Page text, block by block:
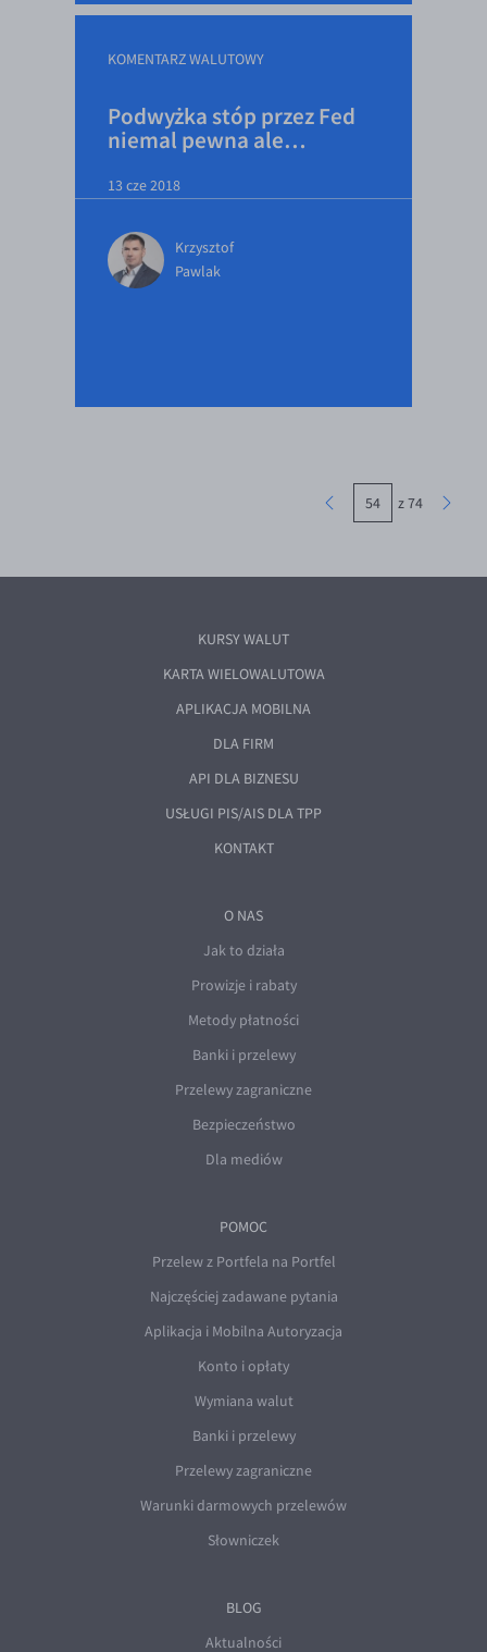
KOMENTARZ WALUTOWY
Podwyżka stóp przez Fed
niemal pewna ale…
13 cze 2018
Krzysztof
Pawlak
z 74
KURSY WALUT
KARTA WIELOWALUTOWA
APLIKACJA MOBILNA
DLA FIRM
API DLA BIZNESU
USŁUGI PIS/AIS DLA TPP
KONTAKT
O NAS
Jak to działa
Prowizje i rabaty
Metody płatności
Banki i przelewy
Przelewy zagraniczne
Bezpieczeństwo
Dla mediów
POMOC
Przelew z Portfela na Portfel
Najczęściej zadawane pytania
Aplikacja i Mobilna Autoryzacja
Konto i opłaty
Wymiana walut
Banki i przelewy
Przelewy zagraniczne
Warunki darmowych przelewów
Słowniczek
BLOG
Aktualności